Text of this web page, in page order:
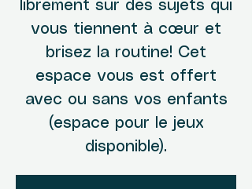
librement sur des sujets qui
vous tiennent à cœur et
brisez la routine! Cet
espace vous est offert
avec ou sans vos enfants
(espace pour le jeux
disponible).